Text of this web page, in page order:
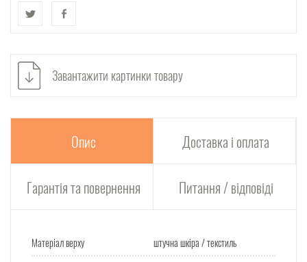
Завантажити картинки товару
Опис Доставка і оплата
Гарантія та повернення Питання / відповіді
Матеріал верху штучна шкіра / текстиль